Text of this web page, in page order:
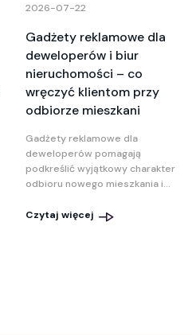
2026-07-22
Gadżety reklamowe dla
deweloperów i biur
nieruchomości – co
wręczyć klientom przy
odbiorze mieszkani
Gadżety reklamowe dla
deweloperów pomagają
podkreślić wyjątkowy charakter
odbioru nowego mieszkania i...
Czytaj więcej